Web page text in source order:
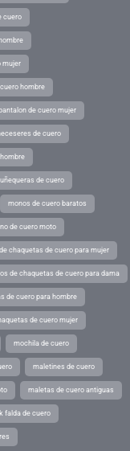
cuero
mujer
hombre
de cuero mujer
de cuero
de cuero
monos de cuero baratos
de cuero moto
chaquetas de cuero para mujer
de chaquetas de cuero para dama
de cuero para hombre
de cuero mujer
mochila de cuero
maletines de cuero
maletas de cuero antiguas
falda de cuero